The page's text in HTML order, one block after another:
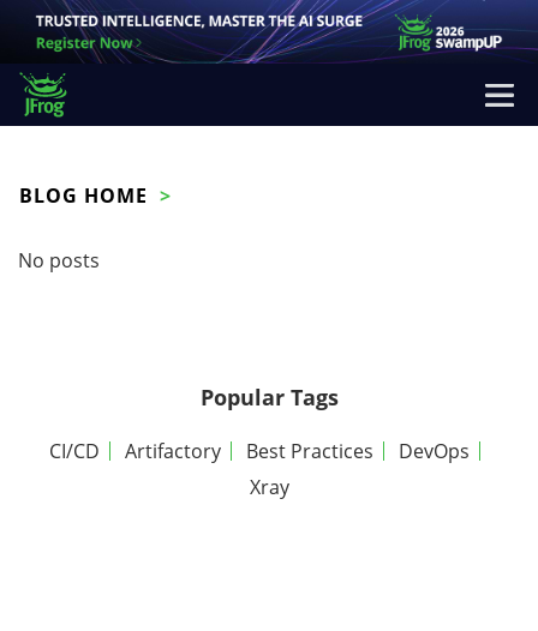
BLOG HOME
No posts
Popular Tags
CI/CD Artifactory Best Practices
DevOps
Xray